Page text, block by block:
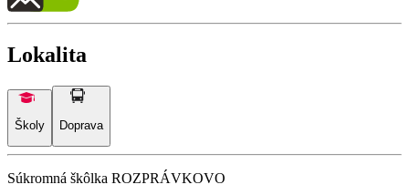
Lokalita
Školy Doprava
Súkromná škôlka ROZPRÁVKOVO